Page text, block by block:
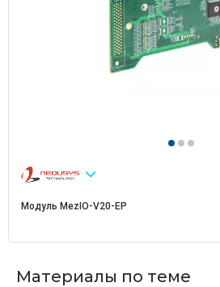
Модуль MezIO-V20-EP
Материалы по теме